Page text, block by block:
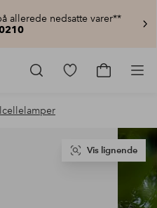
allerede nedsatte varer**
Gå
Gå
Vis lignende